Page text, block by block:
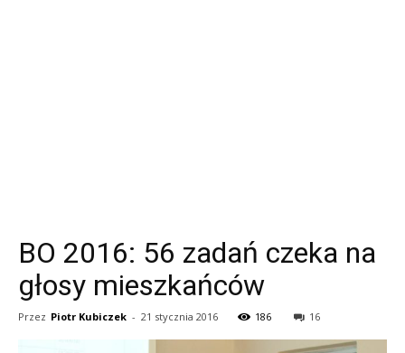
BO 2016: 56 zadań czeka na
głosy mieszkańców
Przez Piotr Kubiczek - 21 stycznia 2016 186 16